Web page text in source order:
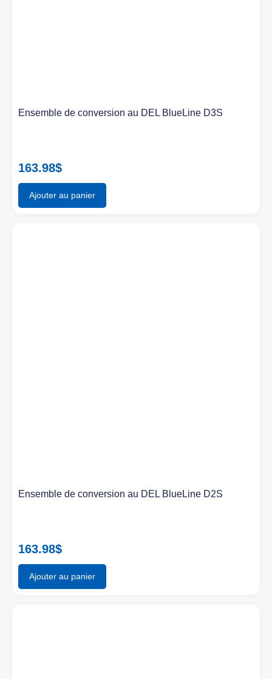
Ensemble de conversion au DEL BlueLine D3S
163.98$
Ajouter au panier
Ensemble de conversion au DEL BlueLine D2S
163.98$
Ajouter au panier